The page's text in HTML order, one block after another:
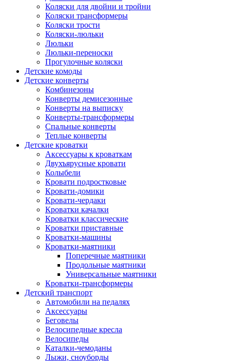
Коляски для двойни и тройни
Коляски трансформеры
Коляски трости
Коляски-люльки
Люльки
Люльки-переноски
Прогулочные коляски
Детские комоды
Детские конверты
Комбинезоны
Конверты демисезонные
Конверты на выписку
Конверты-трансформеры
Спальные конверты
Теплые конверты
Детские кроватки
Аксессуары к кроваткам
Двухъярусные кровати
Колыбели
Кровати подростковые
Кровати-домики
Кровати-чердаки
Кроватки качалки
Кроватки классические
Кроватки приставные
Кроватки-машины
Кроватки-маятники
Поперечные маятники
Продольные маятники
Универсальные маятники
Кроватки-трансформеры
Детский транспорт
Автомобили на педалях
Аксессуары
Беговелы
Велосипедные кресла
Велосипеды
Каталки-чемоданы
Лыжи, сноуборды